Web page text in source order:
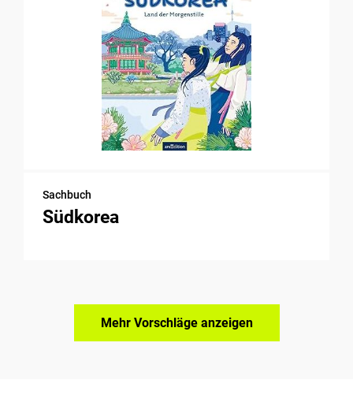
Sachbuch
Südkorea
Mehr Vorschläge anzeigen